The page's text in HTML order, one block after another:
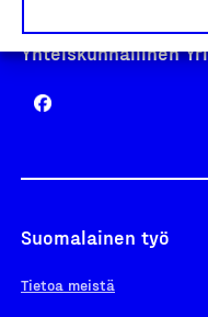
Yhteiskunnallinen
Suomalainen työ
Tietoa meistä